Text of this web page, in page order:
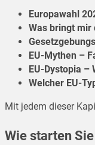
Europawahl
Was bringt mir
EU-Mythen –
EU-Dystopia –
Welcher EU-
Mit jedem dieser
Wie starten